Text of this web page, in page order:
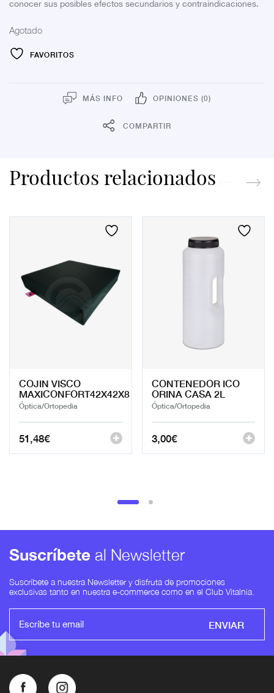
conocer sus posibles efectos secundarios y contraindicaciones.
Agotado
FAVORITOS
MÁS INFO OPINIONES (0)
COMPARTIR
Productos relacionados
COJIN VISCO
MAXICONFORT42X42X8
Óptica/Ortopedia
51,48€
CONTENEDOR ICO
ORINA CASA 2L
Óptica/Ortopedia
3,00€
Suscríbete al Newsletter
Suscríbete a nuestra Newsletter y disfruta de promociones
exclusivas tanto en nuestra e-commerce como en el Club Vitalnia.
ENVIAR